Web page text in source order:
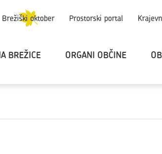
Brežiški oktober Prostorski portal
BREŽICE ORGANI OBČINE